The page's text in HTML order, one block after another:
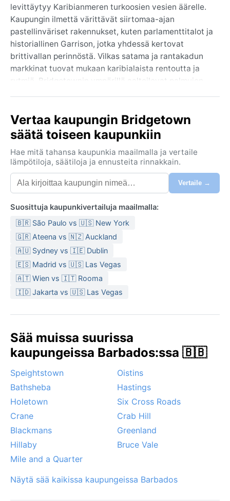
levittäytyy Karibianmeren turkoosien vesien äärelle.
Kaupungin ilmettä värittävät siirtomaa-ajan
pastellinväriset rakennukset, kuten parlamenttitalot ja
historiallinen Garrison, jotka yhdessä kertovat
brittivallan perinnöstä. Vilkas satama ja rantakadun
markkinat tuovat mukaan karibialaista rentoutta ja
rytmiä. Bridgetownin ympärillä aaltoilevat palmujen
historia ja trooppinen tunnelma sulautuvat
saumattomasti yhteen.
Ilmasto on Köppenin luokitukseltaan Aw eli trooppinen
savanni. Vuoden ympäri lämpötila pysyttelee 24–30
asteen tuntumassa, mutta sateet jakautuvat
epätasaisesti. Kuivempi kausi kestää joulukuusta
huhtikuuhun, jolloin taivas on enimmäkseen kirkas ja
ilma tuntuu raikkaalta. Sateinen kausi toukokuusta
marraskuulle tuo mukanaan kosteutta ja runsaampia
sadekuuroja, usein iltapäivän ukkosmyrskyjen kera.
Ilmankosteus kohoaa etenkin syys-lokakuussa, joten
kevyet, hengittävät vaatteet ja sateenvarjo ovat
välttämättömiä. Aurinkosuojaa ja hattua kannattaa
pitää mukana ympäri vuoden.
Paras aika vierailla on tammikuun ja huhtikuun välillä,
jolloin sadekausi on taka-alalla ja lämpötila on
marraskuulle, mutta Barbados jää usein suurten
myrskyjen sivuraiteelle – suoria osumia tulee harvoin.
Merituuli viilentää ilmastoa mukavasti, ja paikalliset
sadekuurot tulevat ja menevät nopeasti. Lunta,
siroccoa tai pysyvää sumua ei täällä tunneta; ainoa
säähän liittyvä erikoisuus on ajoittainen trooppinen
aallokko, joka tuo mukanaan lyhyitä, mutta
Vertaa kaupungin Bridgetown
säätä toiseen kaupunkiin
Hae mitä tahansa kaupunkia maailmalla ja vertaile
lämpötiloja, säätiloja ja ennusteita rinnakkain.
Vertaile →
Suosittuja kaupunkivertailuja maailmalla:
🇧🇷 São Paulo vs 🇺🇸 New York
🇬🇷 Ateena vs 🇳🇿 Auckland
🇦🇺 Sydney vs 🇮🇪 Dublin
🇪🇸 Madrid vs 🇺🇸 Las Vegas
🇦🇹 Wien vs 🇮🇹 Rooma
🇮🇩 Jakarta vs 🇺🇸 Las Vegas
Sää muissa suurissa
kaupungeissa Barbados:ssa 🇧🇧
Speightstown
Oistins
Bathsheba
Hastings
Holetown
Six Cross Roads
Crane
Crab Hill
Blackmans
Greenland
Hillaby
Bruce Vale
Mile and a Quarter
Näytä sää kaikissa kaupungeissa Barbados